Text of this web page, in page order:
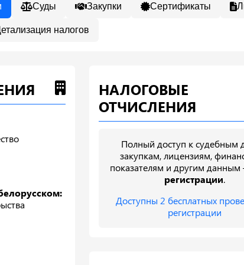
Суды Закупки Сертификаты
налогов
НАЛОГОВЫЕ
ОТЧИСЛЕНИЯ
Полный доступ к судебным
закупкам, лицензиям,
показателям и другим
регистрации.
Доступны 2 бесплатных
регистрации